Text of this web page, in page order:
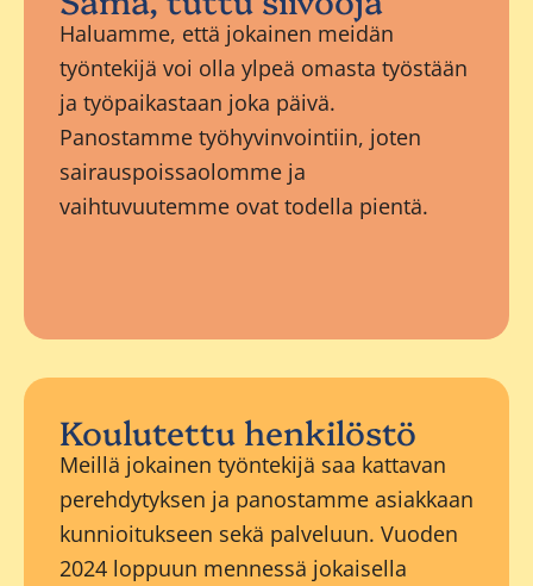
Haluamme, että jokainen meidän
työntekijä voi olla ylpeä omasta työstään
ja työpaikastaan joka päivä.
Panostamme työhyvinvointiin, joten
sairauspoissaolomme ja
vaihtuvuutemme ovat todella pientä.
Koulutettu henkilöstö
Meillä jokainen työntekijä saa kattavan
perehdytyksen ja panostamme asiakkaan
kunnioitukseen sekä palveluun. Vuoden
2024 loppuun mennessä jokaisella